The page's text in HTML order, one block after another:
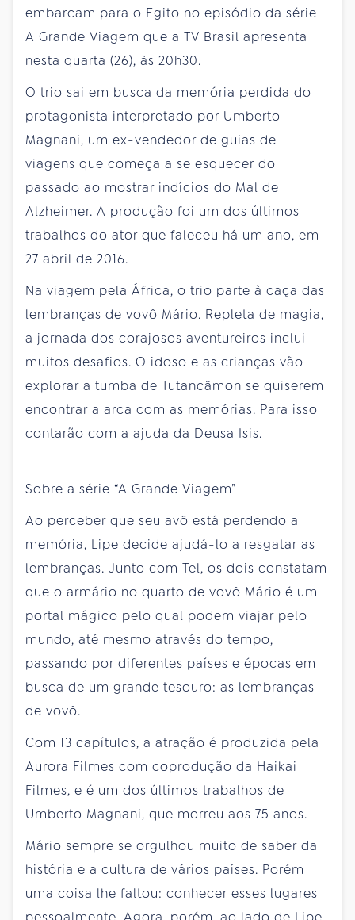
embarcam para o Egito no episódio da série
A Grande Viagem que a TV Brasil apresenta
nesta quarta (26), às 20h30.
O trio sai em busca da memória perdida do
protagonista interpretado por Umberto
Magnani, um ex-vendedor de guias de
viagens que começa a se esquecer do
passado ao mostrar indícios do Mal de
Alzheimer. A produção foi um dos últimos
trabalhos do ator que faleceu há um ano, em
27 abril de 2016.
Na viagem pela África, o trio parte à caça das
lembranças de vovô Mário. Repleta de magia,
a jornada dos corajosos aventureiros inclui
muitos desafios. O idoso e as crianças vão
explorar a tumba de Tutancâmon se quiserem
encontrar a arca com as memórias. Para isso
contarão com a ajuda da Deusa Isis.
Sobre a série “A Grande Viagem”
Ao perceber que seu avô está perdendo a
memória, Lipe decide ajudá-lo a resgatar as
lembranças. Junto com Tel, os dois constatam
que o armário no quarto de vovô Mário é um
portal mágico pelo qual podem viajar pelo
mundo, até mesmo através do tempo,
passando por diferentes países e épocas em
busca de um grande tesouro: as lembranças
de vovô.
Com 13 capítulos, a atração é produzida pela
Aurora Filmes com coprodução da Haikai
Filmes, e é um dos últimos trabalhos de
Umberto Magnani, que morreu aos 75 anos.
Mário sempre se orgulhou muito de saber da
história e a cultura de vários países. Porém
uma coisa lhe faltou: conhecer esses lugares